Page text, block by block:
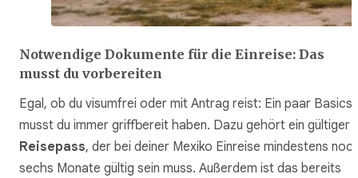
Notwendige Dokumente für die Einreise: Das
musst du vorbereiten
Egal, ob du visumfrei oder mit Antrag reist: Ein paar Basics
musst du immer griffbereit haben. Dazu gehört ein gültiger
Reisepass, der bei deiner Mexiko Einreise mindestens
sechs Monate gültig sein muss. Außerdem ist das bereits